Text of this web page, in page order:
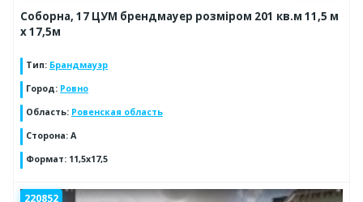
Соборна, 17 ЦУМ брендмауер розміром 201 кв.м 11,5 м
х 17,5м
Тип: Брандмауэр
Город: Ровно
Область: Ровенская область
Сторона: А
Формат: 11,5х17,5
220852